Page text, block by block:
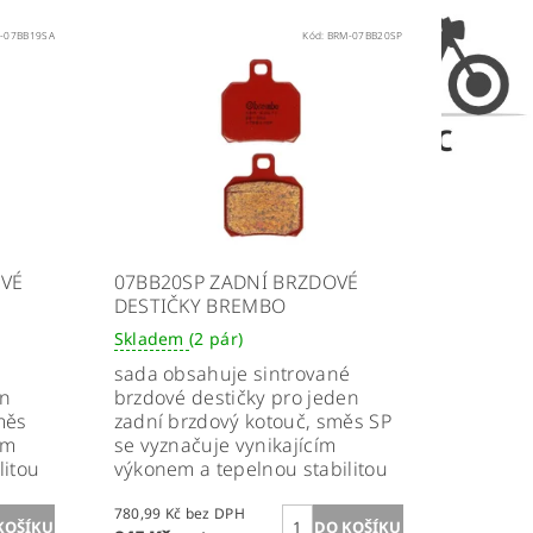
07BB19SA Kód: BRM-07BB20SP
07BB20SP ZADNÍ BRZDOVÉ
DESTIČKY BREMBO
Skladem(2 pár)
sada obsahuje sintrované
brzdové destičky pro jeden
zadní brzdový kotouč, směs SP
se vyznačuje vynikajícím
výkonem a tepelnou stabilitou
780,99 Kč bez DPH